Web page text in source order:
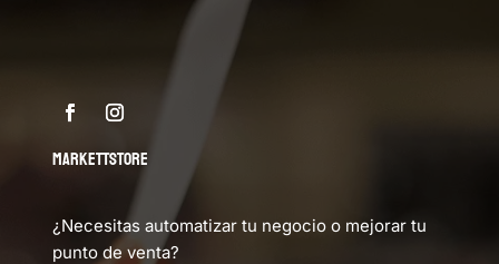
MARKETTSTORE
¿Necesitas automatizar tu negocio o mejorar tu
punto de venta?